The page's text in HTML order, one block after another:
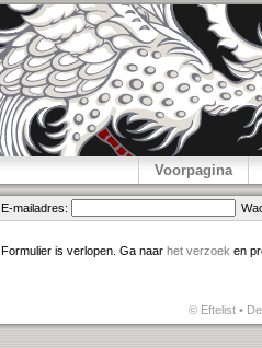
Voorpagina
E-mailadres:
Formulier is verlopen. Ga naar het verzoek en
© Eftelist •